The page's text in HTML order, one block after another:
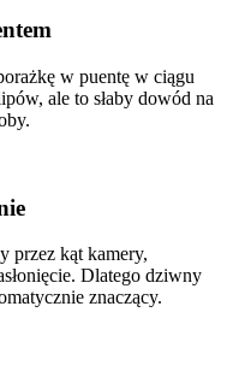
w puentę w ciągu
ale to słaby dowód na
przez kąt kamery,
Dlatego dziwny
znaczący.